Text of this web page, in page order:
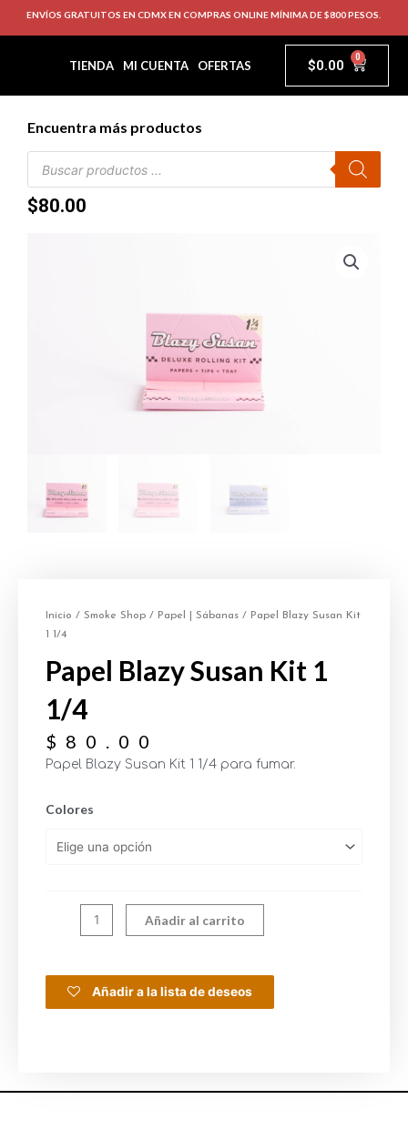
ENVÍOS GRATUITOS EN CDMX EN COMPRAS ONLINE MÍNIMA DE $800 PESOS.
TIENDA MI CUENTA OFERTAS $0.00 0
Encuentra más productos
$80.00
Inicio / Smoke Shop / Papel | Sábanas / Papel Blazy Susan Kit
1 1/4
Papel Blazy Susan Kit 1
1/4
$ 80.00
Papel Blazy Susan Kit 1 1/4 para fumar.
Colores
Añadir al carrito
Añadir a la lista de deseos